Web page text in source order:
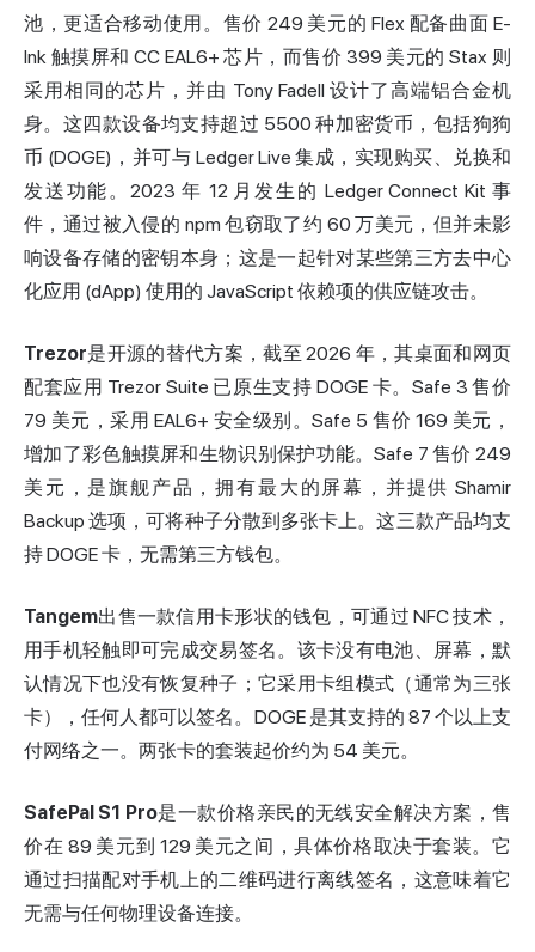
池，更适合移动使用。售价 249 美元的 Flex 配备曲面 E-
Ink 触摸屏和 CC EAL6+ 芯片，而售价 399 美元的 Stax 则
采用相同的芯片，并由 Tony Fadell 设计了高端铝合金机
身。这四款设备均支持超过 5500 种加密货币，包括狗狗
币 (DOGE)，并可与 Ledger Live 集成，实现购买、兑换和
发送功能。2023 年 12 月发生的 Ledger Connect Kit 事
件，通过被入侵的 npm 包窃取了约 60 万美元，但并未影
响设备存储的密钥本身；这是一起针对某些第三方去中心
化应用 (dApp) 使用的 JavaScript 依赖项的供应链攻击。
Trezor是开源的替代方案，截至 2026 年，其桌面和网页
配套应用 Trezor Suite 已原生支持 DOGE 卡。Safe 3 售价
79 美元，采用 EAL6+ 安全级别。Safe 5 售价 169 美元，
增加了彩色触摸屏和生物识别保护功能。Safe 7 售价 249
美元，是旗舰产品，拥有最大的屏幕，并提供 Shamir
Backup 选项，可将种子分散到多张卡上。这三款产品均支
持 DOGE 卡，无需第三方钱包。
Tangem出售一款信用卡形状的钱包，可通过 NFC 技术，
用手机轻触即可完成交易签名。该卡没有电池、屏幕，默
认情况下也没有恢复种子；它采用卡组模式（通常为三张
卡），任何人都可以签名。DOGE 是其支持的 87 个以上支
付网络之一。两张卡的套装起价约为 54 美元。
SafePal S1 Pro是一款价格亲民的无线安全解决方案，售
价在 89 美元到 129 美元之间，具体价格取决于套装。它
通过扫描配对手机上的二维码进行离线签名，这意味着它
无需与任何物理设备连接。